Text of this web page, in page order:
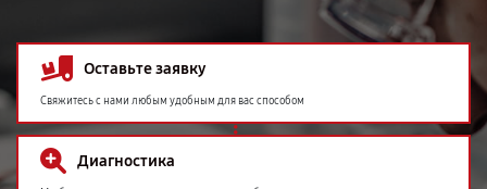
Оставьте заявку
Свяжитесь с нами любым удобным для вас способом
Диагностика